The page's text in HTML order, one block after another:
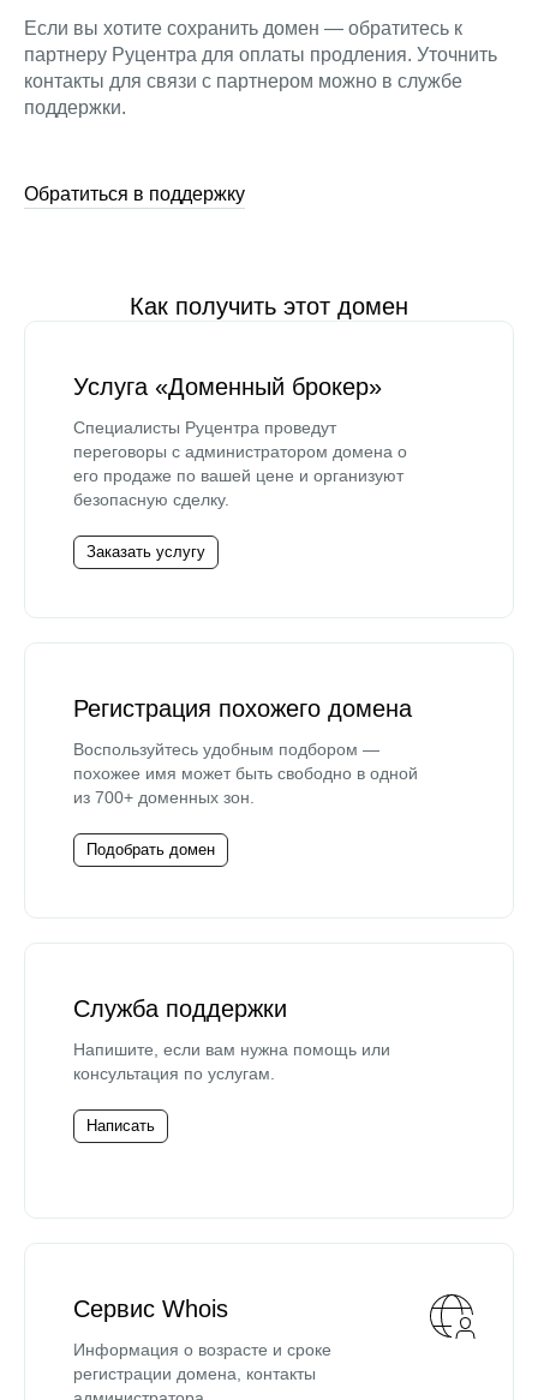
Если вы хотите сохранить домен — обратитесь к
партнеру Руцентра для оплаты продления. Уточнить
контакты для связи с партнером можно в службе
поддержки.
Обратиться в поддержку
Как получить этот домен
Услуга «Доменный брокер»
Специалисты Руцентра проведут
переговоры с администратором домена о
его продаже по вашей цене и организуют
безопасную сделку.
Заказать услугу
Регистрация похожего домена
Воспользуйтесь удобным подбором —
похожее имя может быть свободно в одной
из 700+ доменных зон.
Подобрать домен
Служба поддержки
Напишите, если вам нужна помощь или
консультация по услугам.
Написать
Сервис Whois
Информация о возрасте и сроке
регистрации домена, контакты